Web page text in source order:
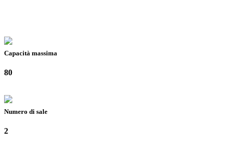
Capacità massima
80
Numero di sale
2